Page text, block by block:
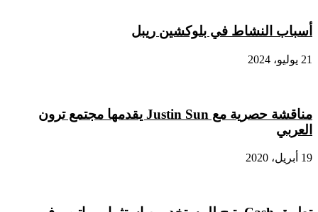
الثالث
لهذا
العام
أسباب النشاط في بلوكشين ريبل
21 يوليو، 2024
مناقشة حصرية مع Justin Sun يقدمها مجتمع ترون
العربي
19 أبريل، 2020